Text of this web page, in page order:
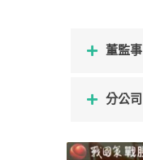
董監事
分公司